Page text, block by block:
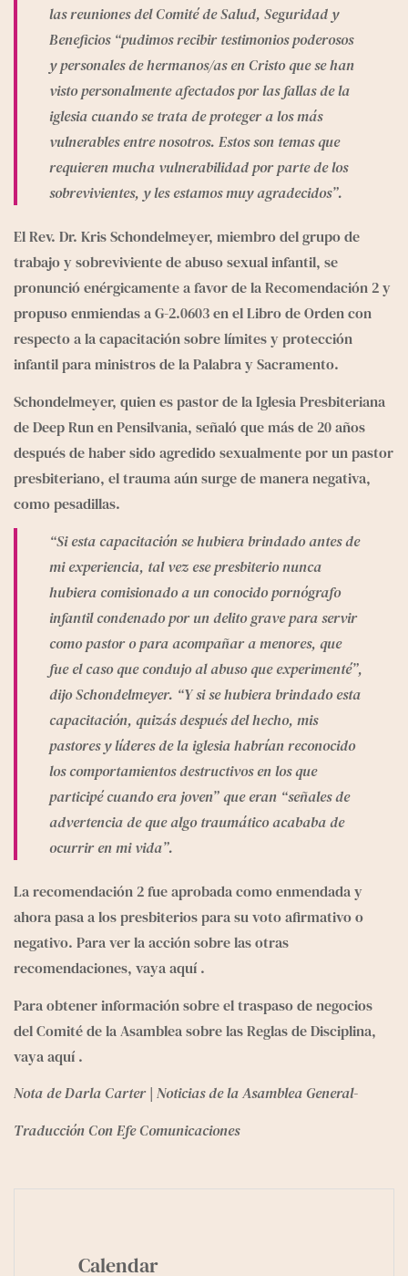
las reuniones del Comité de Salud, Seguridad y
Beneficios “pudimos recibir testimonios poderosos
y personales de hermanos/as en Cristo que se han
visto personalmente afectados por las fallas de la
iglesia cuando se trata de proteger a los más
vulnerables entre nosotros. Estos son temas que
requieren mucha vulnerabilidad por parte de los
sobrevivientes, y les estamos muy agradecidos”.
El Rev. Dr. Kris Schondelmeyer, miembro del grupo de
trabajo y sobreviviente de abuso sexual infantil, se
pronunció enérgicamente a favor de la Recomendación 2 y
propuso enmiendas a G-2.0603 en el Libro de Orden con
respecto a la capacitación sobre límites y protección
infantil para ministros de la Palabra y Sacramento.
Schondelmeyer, quien es pastor de la Iglesia Presbiteriana
de Deep Run en Pensilvania, señaló que más de 20 años
después de haber sido agredido sexualmente por un pastor
presbiteriano, el trauma aún surge de manera negativa,
como pesadillas.
“Si esta capacitación se hubiera brindado antes de
mi experiencia, tal vez ese presbiterio nunca
hubiera comisionado a un conocido pornógrafo
infantil condenado por un delito grave para servir
como pastor o para acompañar a menores, que
fue el caso que condujo al abuso que experimenté”,
dijo Schondelmeyer. “Y si se hubiera brindado esta
capacitación, quizás después del hecho, mis
pastores y líderes de la iglesia habrían reconocido
los comportamientos destructivos en los que
participé cuando era joven” que eran “señales de
advertencia de que algo traumático acababa de
ocurrir en mi vida”.
La recomendación 2 fue aprobada como enmendada y
ahora pasa a los presbiterios para su voto afirmativo o
negativo. Para ver la acción sobre las otras
recomendaciones, vaya aquí .
Para obtener información sobre el traspaso de negocios
del Comité de la Asamblea sobre las Reglas de Disciplina,
vaya aquí .
Notade Darla Carter | Noticias de la Asamblea General-
Traducción Con Efe Comunicaciones
Calendar